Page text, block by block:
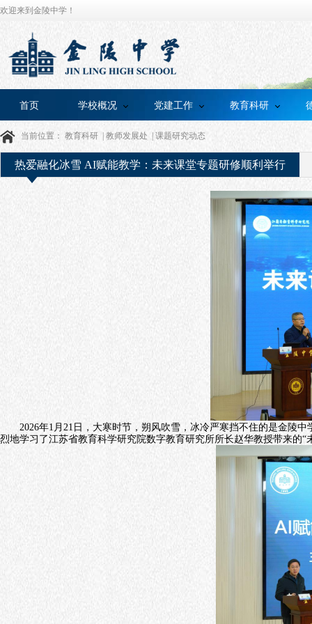
欢迎来到金陵中学！
首页 学校概况 党建工作 教育科研
当前位置： 教育科研 教师发展处 课题研究动态
热爱融化冰雪 AI赋能教学：未来课堂专题研修顺利举行
2026年1 月21 日，大寒时节，朔风吹雪，冰冷严寒挡不住的是金陵
烈地学习了江苏省教育科学研究院数字教育研究所所长赵华教授带来的“